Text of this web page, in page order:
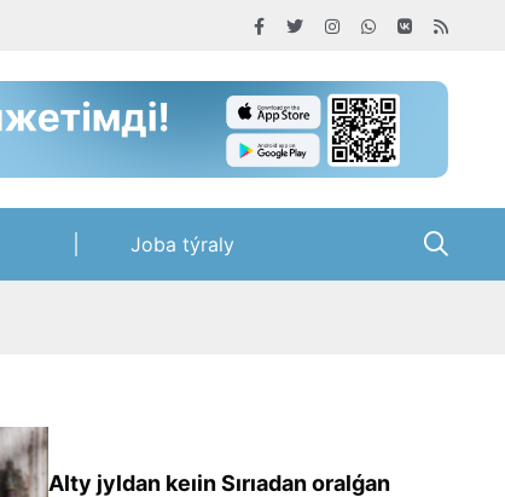
Joba týraly
Alty jyldan keıin Sırıadan oralǵan